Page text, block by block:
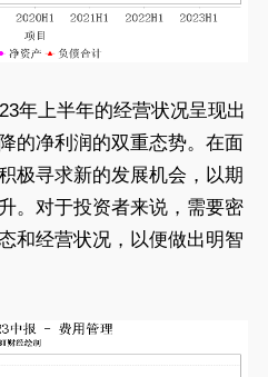
年上半年的经营状况呈现出
的净利润的双重态势。在面
极寻求新的发展机会，以期
。对于投资者来说，需要密
和经营状况，以便做出明智